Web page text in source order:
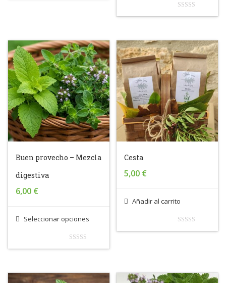
5 of
5
Buen provecho – Mezcla
digestiva
6,00 €
Seleccionar opciones
of
Cesta
5,00 €
Añadir al carrito
5